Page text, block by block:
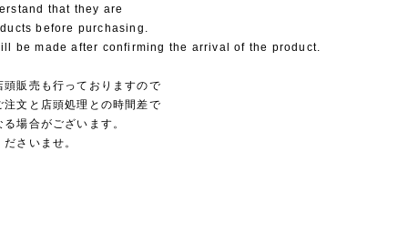
that they are
before purchasing.
be made after confirming the arrival of the product.
販売も行っておりますので
注文と店頭処理との時間差で
場合がございます。
さいませ。